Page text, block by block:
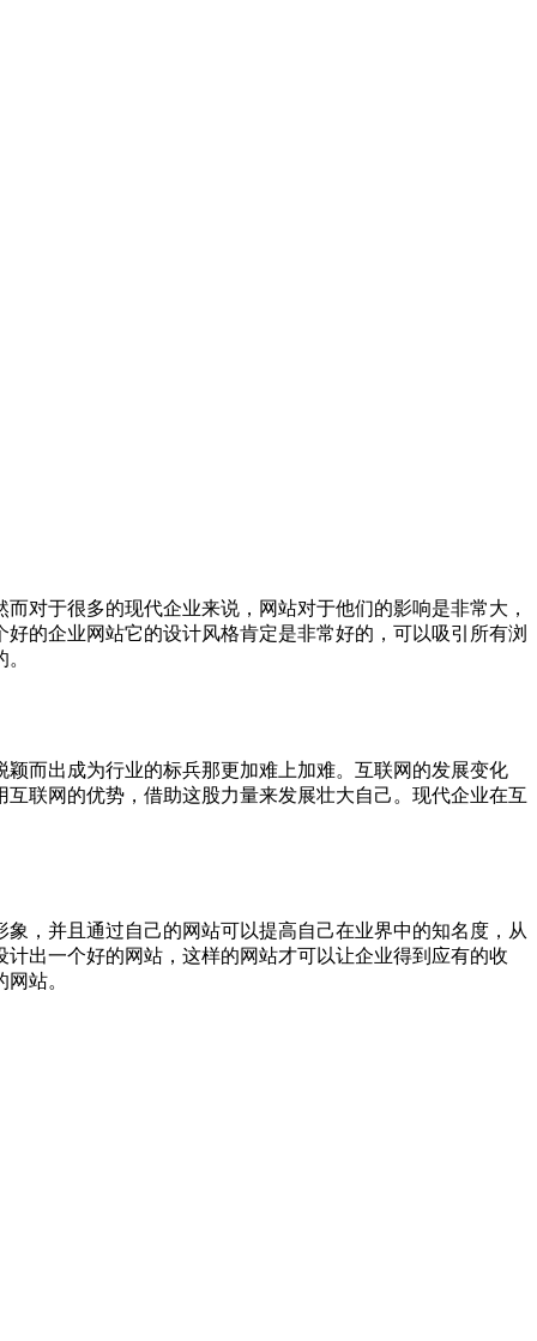
对于很多的现代企业来说，网站对于他们的影响是非常大，
的企业网站它的设计风格肯定是非常好的，可以吸引所有浏
而出成为行业的标兵那更加难上加难。互联网的发展变化
联网的优势，借助这股力量来发展壮大自己。现代企业在互
，并且通过自己的网站可以提高自己在业界中的知名度，从
出一个好的网站，这样的网站才可以让企业得到应有的收
站。